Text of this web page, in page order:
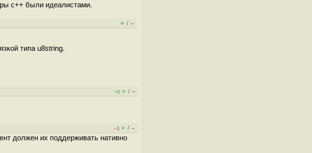
c++ были идеалистами.
+ / –
типа u8string.
+2 + / –
–1 + / –
должен их поддерживать нативно